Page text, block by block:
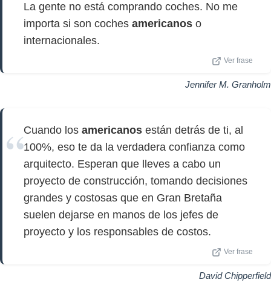
La gente no está comprando coches. No me
importa si son coches americanos o
internacionales.
Ver frase
Jennifer M. Granholm
Cuando los americanos están detrás de ti, al
100%, eso te da la verdadera confianza como
arquitecto. Esperan que lleves a cabo un
proyecto de construcción, tomando decisiones
grandes y costosas que en Gran Bretaña
suelen dejarse en manos de los jefes de
proyecto y los responsables de costos.
Ver frase
David Chipperfield